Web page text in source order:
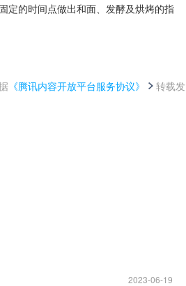
定的时间点做出和面、发酵及烘烤的指
《腾讯内容开放平台服务协议》
转载发
2023-06-19